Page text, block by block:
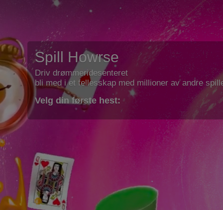
Spill Howrse
Driv drømmeridesenteret
bli med i et fellesskap med millioner av andre
Velg din første hest: